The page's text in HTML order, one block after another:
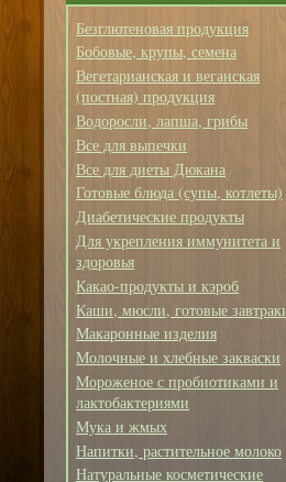
Безглютеновая продукция
Бобовые, крупы, семена
Вегетарианская и веганская
(постная) продукция
Водоросли, лапша, грибы
Все для выпечки
Все для диеты Дюкана
Готовые блюда (супы, котлеты)
Диабетические продукты
Для укрепления иммунитета и
здоровья
Какао-продукты и кэроб
Каши, мюсли, готовые
Макаронные изделия
Молочные и хлебные закваски
Мороженое с пробиотиками и
лактобактериями
Мука и жмых
Напитки, растительное молоко
Натуральные косметические